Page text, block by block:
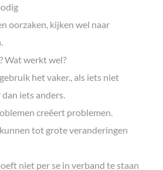
oorzaken, kijken wel naar
Wat werkt wel?
het vaker., als iets niet
iets anders.
creëert problemen.
tot grote veranderingen
niet per se in verband te staan